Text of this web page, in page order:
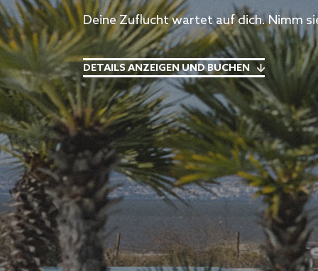
Deine Zuflucht wartet auf dich. Nimm
DETAILS ANZEIGEN UND BUCHEN